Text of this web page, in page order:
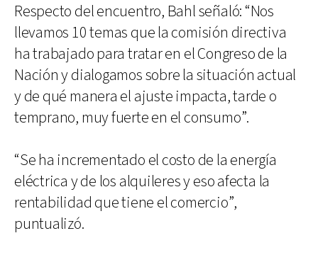
Respecto del encuentro, Bahl señaló: “Nos
llevamos 10 temas que la comisión directiva
ha trabajado para tratar en el Congreso de la
Nación y dialogamos sobre la situación actual
y de qué manera el ajuste impacta, tarde o
temprano, muy fuerte en el consumo”.
“Se ha incrementado el costo de la energía
eléctrica y de los alquileres y eso afecta la
rentabilidad que tiene el comercio”,
puntualizó.